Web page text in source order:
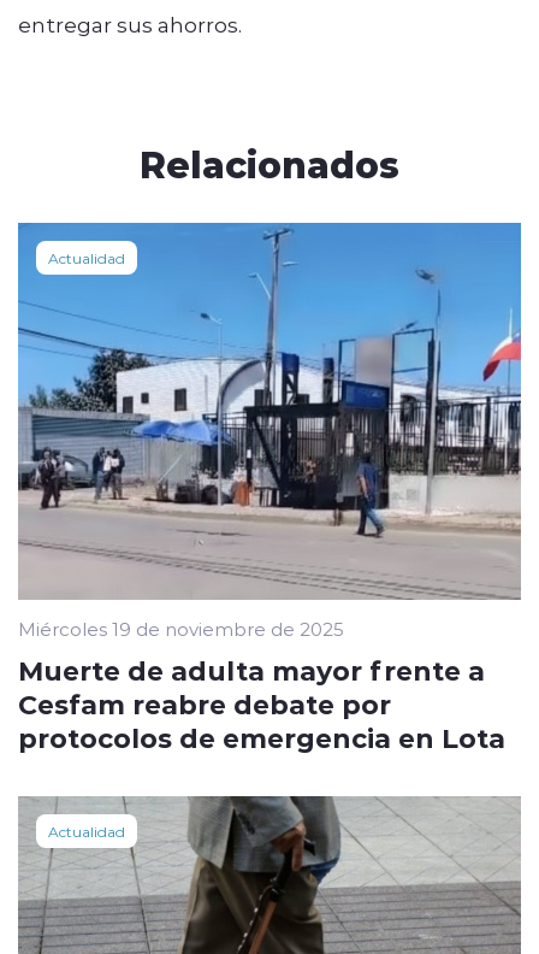
entregar sus ahorros.
Relacionados
Actualidad
Miércoles 19 de noviembre de 2025
Muerte de adulta mayor frente a
Cesfam reabre debate por
protocolos de emergencia en Lota
Actualidad